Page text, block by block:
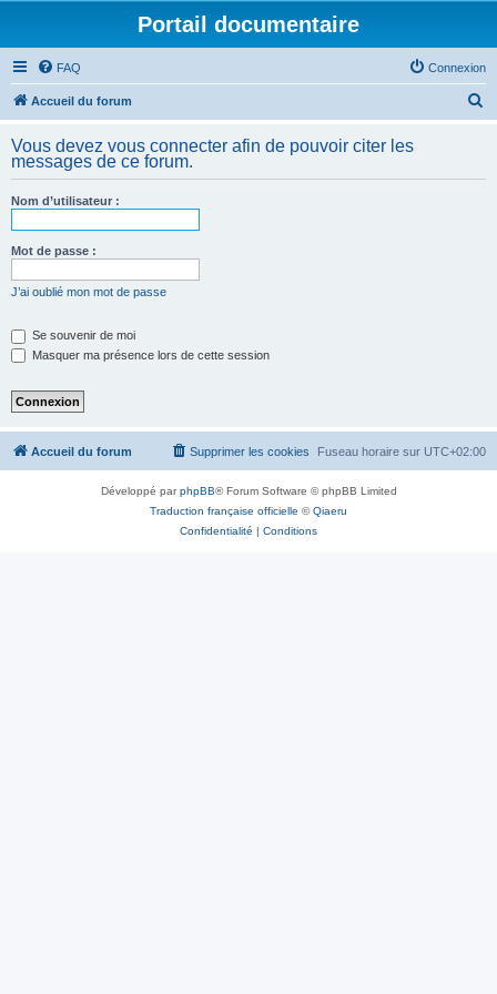
Portail documentaire
FAQ Connexion
Accueil du forum
h
Vous devez vous connecter afin de pouvoir citer les
messages de ce forum.
Nom d’utilisateur :
Mot de passe :
J’ai oublié mon mot de passe
Se souvenir de moi
Masquer ma présence lors de cette session
Accueil du forum Fuseau horaire sur UTC+02:00
Supprimer les cookies
Développé parphpBB® Forum Software © phpBB Limited
Traduction française officielle ©Qiaeru
Confidentialité | Conditions